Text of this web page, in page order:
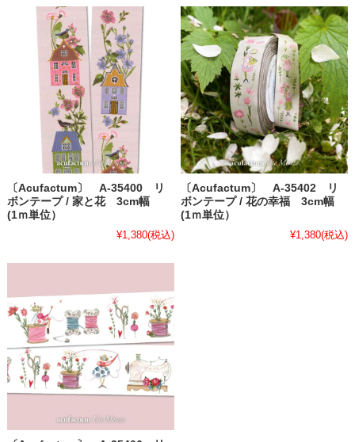
〔Acufactum〕 A-35400 リ
ボンテープ / 家と花 3cm幅
(1ｍ単位）
¥1,380(税込)
〔Acufactum〕 A-35402 リ
ボンテープ / 花の幸福 3cm幅
(1ｍ単位）
¥1,380(税込)